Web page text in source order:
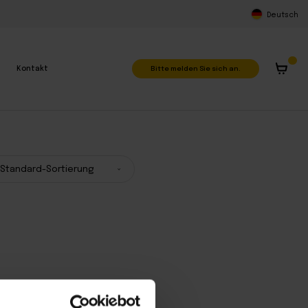
Kontakt
Deutsch
Bitte melden Sie sich an.